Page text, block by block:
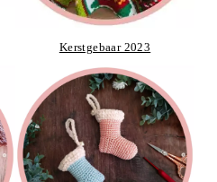
Kerstgebaar 2023